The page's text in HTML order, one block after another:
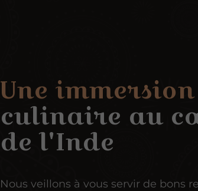
Une immersion
culinaire au
de l'Inde
Nous veillons à vous servir de bons